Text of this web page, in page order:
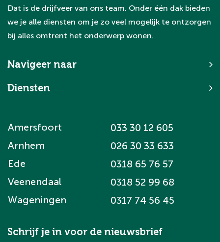
Dat is de drijfveer van ons team. Onder één dak bieden
we je alle diensten om je zo veel mogelijk te ontzorgen
bij alles omtrent het onderwerp wonen.
Navigeer naar
Diensten
Amersfoort
033 30 12 605
Arnhem
026 30 33 633
Ede
0318 65 76 57
Veenendaal
0318 52 99 68
Wageningen
0317 74 56 45
Schrijf je in voor de nieuwsbrief